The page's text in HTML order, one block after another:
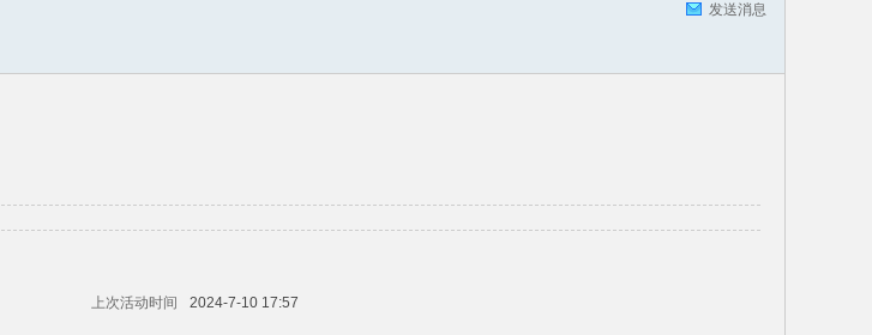
发送消息
上次活动时间
2024-7-10 17:57